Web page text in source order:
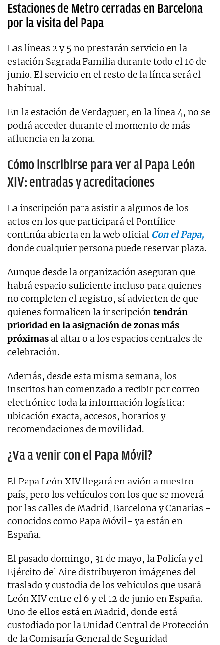
Estaciones de Metro cerradas en Barcelona
por la visita del Papa
Las líneas 2 y 5 no prestarán servicio en la
estación Sagrada Familia durante todo el 10 de
junio. El servicio en el resto de la línea será el
habitual.
En la estación de Verdaguer, en la línea 4, no se
podrá acceder durante el momento de más
afluencia en la zona.
Cómo inscribirse para ver al Papa León
XIV: entradas y acreditaciones
La inscripción para asistir a algunos de los
actos en los que participará el Pontífice
continúa abierta en la web oficial Con el Papa,
donde cualquier persona puede reservar plaza.
Aunque desde la organización aseguran que
habrá espacio suficiente incluso para quienes
no completen el registro, sí advierten de que
quienes formalicen la inscripcióntendrán
prioridad en la asignación de zonas más
próximas al altar o a los espacios centrales de
celebración.
Además, desde esta misma semana, los
inscritos han comenzado a recibir por correo
electrónico toda la información logística:
ubicación exacta, accesos, horarios y
recomendaciones de movilidad.
¿Va a venir con el Papa Móvil?
El Papa León XIV llegará en avión a nuestro
país, pero los vehículos con los que se moverá
por las calles de Madrid, Barcelona y Canarias -
conocidos como Papa Móvil- ya están en
España.
El pasado domingo, 31 de mayo, la Policía y el
Ejército del Aire distribuyeron imágenes del
traslado y custodia de los vehículos que usará
León XIV entre el 6 y el 12 de junio en España.
Uno de ellos está en Madrid, donde está
custodiado por la Unidad Central de Protección
de la Comisaría General de Seguridad